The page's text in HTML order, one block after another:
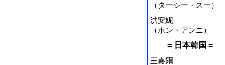
（ターシー・スー）
洪安妮
（ホン・アンニ）
= 日本韓国 =
王嘉爾